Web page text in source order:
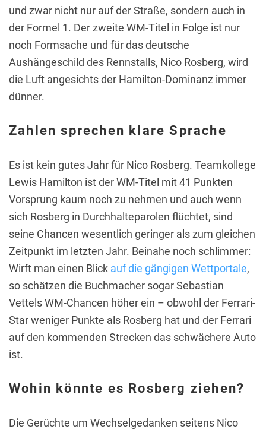
und zwar nicht nur auf der Straße, sondern auch in
der Formel 1. Der zweite WM-Titel in Folge ist nur
noch Formsache und für das deutsche
Aushängeschild des Rennstalls, Nico Rosberg, wird
die Luft angesichts der Hamilton-Dominanz immer
dünner.
Zahlen sprechen klare Sprache
Es ist kein gutes Jahr für Nico Rosberg. Teamkollege
Lewis Hamilton ist der WM-Titel mit 41 Punkten
Vorsprung kaum noch zu nehmen und auch wenn
sich Rosberg in Durchhalteparolen flüchtet, sind
seine Chancen wesentlich geringer als zum gleichen
Zeitpunkt im letzten Jahr. Beinahe noch schlimmer:
Wirft man einen Blick auf die gängigen Wettportale,
so schätzen die Buchmacher sogar Sebastian
Vettels WM-Chancen höher ein – obwohl der Ferrari-
Star weniger Punkte als Rosberg hat und der Ferrari
auf den kommenden Strecken das schwächere Auto
ist.
Wohin könnte es Rosberg ziehen?
Die Gerüchte um Wechselgedanken seitens Nico